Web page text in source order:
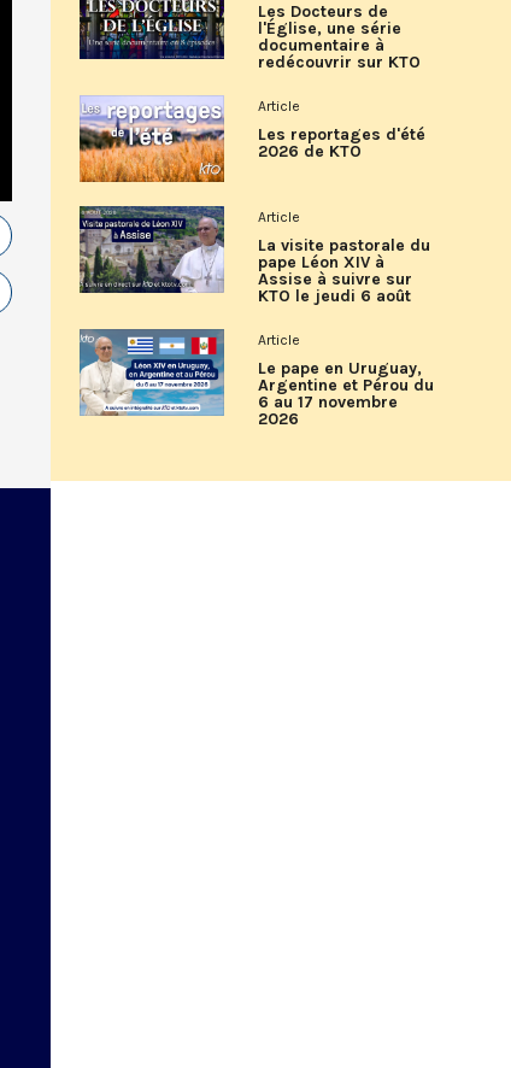
Les Docteurs de
l'Église, une série
documentaire à
redécouvrir sur KTO
Article
Les reportages d'été
2026 de KTO
Article
La visite pastorale du
pape Léon XIV à
Assise à suivre sur
KTO le jeudi 6 août
Article
Le pape en Uruguay,
Argentine et Pérou du
6 au 17 novembre
2026